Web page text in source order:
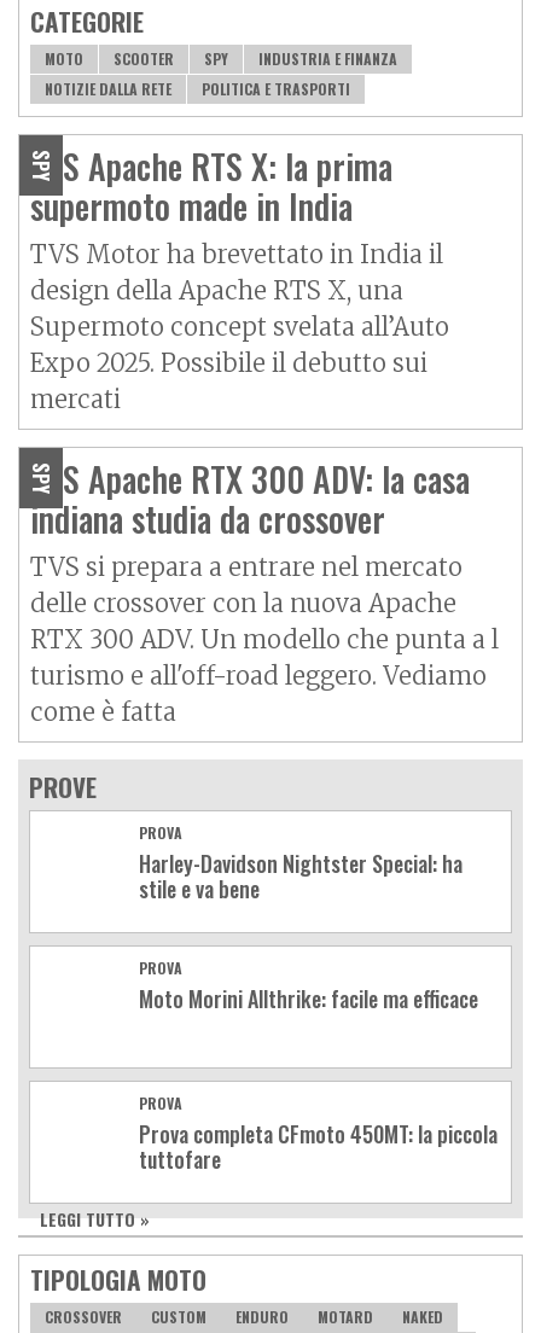
CATEGORIE
MOTO SCOOTER SPY
INDUSTRIA E FINANZA
NOTIZIE DALLA RETE
POLITICA E TRASPORTI
SPY
TVS Apache RTS X: la prima
supermoto made in India
TVS Motor ha brevettato in India il
design della Apache RTS X, una
Supermoto concept svelata all’Auto
Expo 2025. Possibile il debutto sui
mercati
SPY
TVS Apache RTX 300 ADV: la casa
indiana studia da crossover
TVS si prepara a entrare nel mercato
delle crossover con la nuova Apache
RTX 300 ADV. Un modello che punta a l
turismo e all'off-road leggero. Vediamo
come è fatta
PROVE
PROVA
Harley-Davidson Nightster Special: ha
stile e va bene
PROVA
Moto Morini Allthrike: facile ma efficace
PROVA
Prova completa CFmoto 450MT: la piccola
tuttofare
LEGGI TUTTO »
TIPOLOGIA MOTO
CROSSOVER CUSTOM ENDURO MOTARD
NAKED